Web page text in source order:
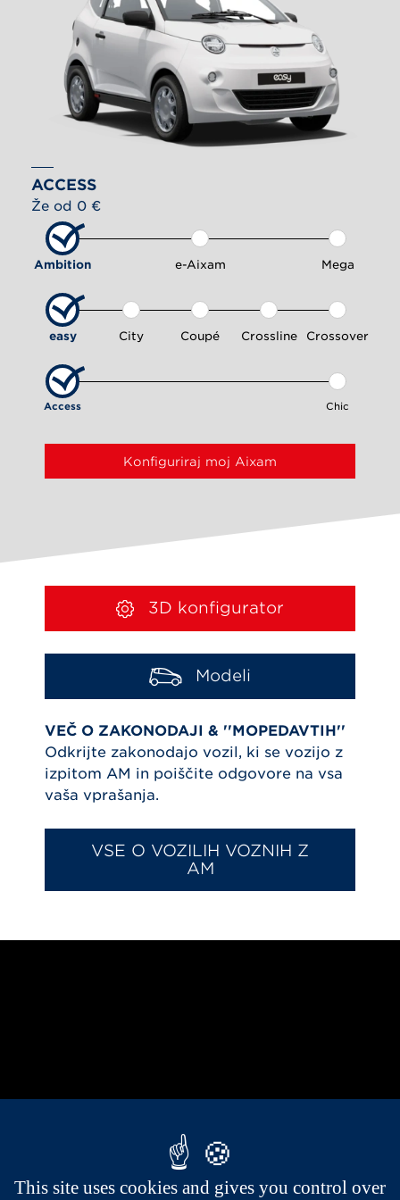
ACCESS
Že od 0 €
Ambition e-Aixam Mega
easy City Coupé Crossline Crossover
Access Chic
Konfiguriraj moj Aixam
3D konfigurator
Modeli
VEČ O ZAKONODAJI & ''MOPEDAVTIH''
Odkrijte zakonodajo vozil, ki se vozijo z
izpitom AM in poiščite odgovore na vsa
vaša vprašanja.
VSE O VOZILIH VOZNIH Z
AM
This site uses cookies and gives you control over